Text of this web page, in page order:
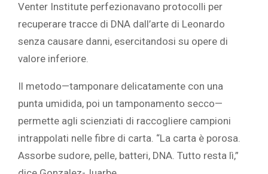
Venter Institute perfezionavano protocolli per
recuperare tracce di DNA dall’arte di Leonardo
senza causare danni, esercitandosi su opere di
valore inferiore.
Il metodo—tamponare delicatamente con una
punta umidida, poi un tamponamento secco—
permette agli scienziati di raccogliere campioni
intrappolati nelle fibre di carta. “La carta è porosa.
Assorbe sudore, pelle, batteri, DNA. Tutto resta lì,”